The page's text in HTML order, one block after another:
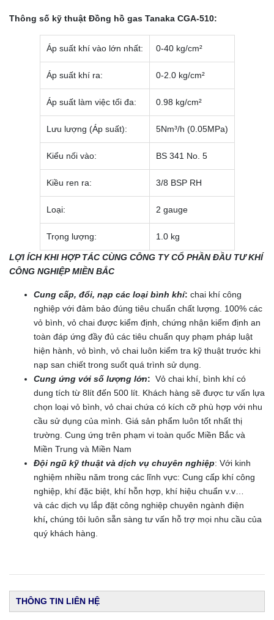
Thông số kỹ thuật Đồng hồ gas Tanaka CGA-510:
Áp suất khí vào lớn nhất: 0-40 kg/cm²
Áp suất khí ra: 0-2.0 kg/cm²
Áp suất làm việc tối đa: 0.98 kg/cm²
Lưu lượng (Áp suất): 5Nm³/h (0.05MPa)
Kiểu nối vào: BS 341 No. 5
Kiều ren ra: 3/8 BSP RH
Loại: 2 gauge
Trọng lượng: 1.0 kg
LỢI ÍCH KHI HỢP TÁC CÙNG CÔNG TY CỔ PHẦN ĐẦU TƯ KHÍ
CÔNG NGHIỆP MIỀN BẮC
Cung cấp, đổi, nạp các loại bình khí: chai khí công
nghiệp với đảm bảo đúng tiêu chuẩn chất lượng. 100% các
vỏ bình, vỏ chai được kiểm định, chứng nhận kiểm định an
toàn đáp ứng đầy đủ các tiêu chuẩn quy phạm pháp luật
hiện hành, vỏ bình, vỏ chai luôn kiểm tra kỹ thuật trước khi
nạp san chiết trong suốt quá trình sử dụng.
Cung ứng với số lượng lớn: Vỏ chai khí, bình khí có
dung tích từ 8lít đến 500 lít. Khách hàng sẽ được tư vấn lựa
chọn loại vỏ bình, vỏ chai chứa có kích cỡ phù hợp với nhu
cầu sử dụng của mình. Giá sản phẩm luôn tốt nhất thị
trường. Cung ứng trên phạm vi toàn quốc Miền Bắc và
Miền Trung và Miền Nam
Đội ngũ kỹ thuật và dịch vụ chuyên nghiệp: Với kinh
nghiệm nhiều năm trong các lĩnh vực: Cung cấp khí công
nghiệp, khí đặc biệt, khí hỗn hợp, khí hiệu chuẩn v.v…
và các dịch vụ lắp đặt công nghiệp chuyên ngành điện
khí, chúng tôi luôn sẵn sàng tư vấn hỗ trợ mọi nhu cầu của
quý khách hàng.
THÔNG TIN LIÊN HỆ